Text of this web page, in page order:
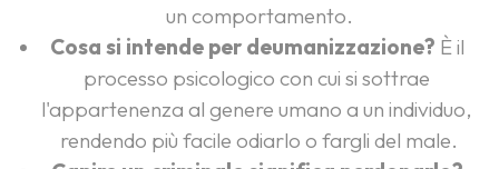
un comportamento.
Cosa si intende per deumanizzazione? È il
processo psicologico con cui si sottrae
l'appartenenza al genere umano a un individuo,
rendendo più facile odiarlo o fargli del male.